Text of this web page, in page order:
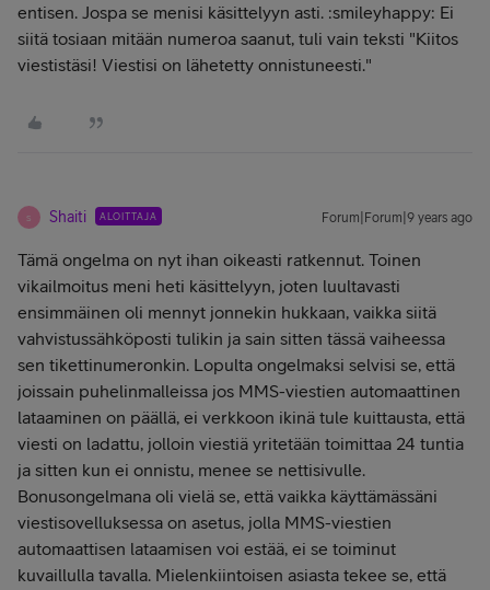
entisen. Jospa se menisi käsittelyyn asti. :smileyhappy: Ei
siitä tosiaan mitään numeroa saanut, tuli vain teksti "Kiitos
viestistäsi! Viestisi on lähetetty onnistuneesti."
S Shaiti ALOITTAJA Forum|Forum|9 years ago
Tämä ongelma on nyt ihan oikeasti ratkennut. Toinen
vikailmoitus meni heti käsittelyyn, joten luultavasti
ensimmäinen oli mennyt jonnekin hukkaan, vaikka siitä
vahvistussähköposti tulikin ja sain sitten tässä vaiheessa
sen tikettinumeronkin. Lopulta ongelmaksi selvisi se, että
joissain puhelinmalleissa jos MMS-viestien automaattinen
lataaminen on päällä, ei verkkoon ikinä tule kuittausta, että
viesti on ladattu, jolloin viestiä yritetään toimittaa 24 tuntia
ja sitten kun ei onnistu, menee se nettisivulle.
Bonusongelmana oli vielä se, että vaikka käyttämässäni
viestisovelluksessa on asetus, jolla MMS-viestien
automaattisen lataamisen voi estää, ei se toiminut
kuvaillulla tavalla. Mielenkiintoisen asiasta tekee se, että